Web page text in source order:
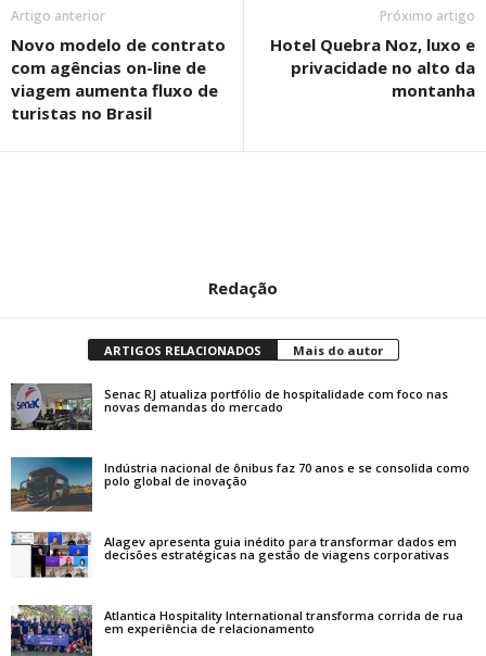
Artigo anterior
Novo modelo de contrato
com agências on-line de
viagem aumenta fluxo de
turistas no Brasil
Próximo artigo
Hotel Quebra Noz, luxo e
privacidade no alto da
montanha
Redação
ARTIGOS RELACIONADOS Mais do autor
Senac RJ atualiza portfólio de hospitalidade com foco nas
novas demandas do mercado
Indústria nacional de ônibus faz 70 anos e se consolida como
polo global de inovação
Alagev apresenta guia inédito para transformar dados em
decisões estratégicas na gestão de viagens corporativas
Atlantica Hospitality International transforma corrida de rua
em experiência de relacionamento